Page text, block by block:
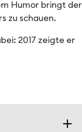
Humor bringt der
zu schauen.
2017 zeigte er